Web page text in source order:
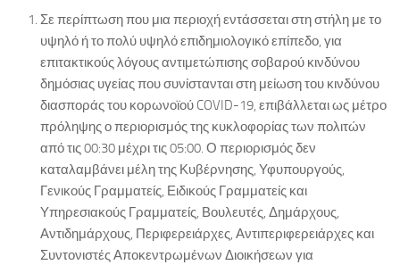
Σε περίπτωση που μια περιοχή εντάσσεται στη στήλη με το
υψηλό ή το πολύ υψηλό επιδημιολογικό επίπεδο, για
επιτακτικούς λόγους αντιμετώπισης σοβαρού κινδύνου
δημόσιας υγείας που συνίστανται στη μείωση του κινδύνου
διασποράς του κορωνοϊού COVID-19, επιβάλλεται ως μέτρο
πρόληψης ο περιορισμός της κυκλοφορίας των πολιτών
από τις 00:30 μέχρι τις 05:00. Ο περιορισμός δεν
καταλαμβάνει μέλη της Κυβέρνησης, Υφυπουργούς,
Γενικούς Γραμματείς, Ειδικούς Γραμματείς και
Υπηρεσιακούς Γραμματείς, Βουλευτές, Δημάρχους,
Αντιδημάρχους, Περιφερειάρχες, Αντιπεριφερειάρχες και
Συντονιστές Αποκεντρωμένων Διοικήσεων για